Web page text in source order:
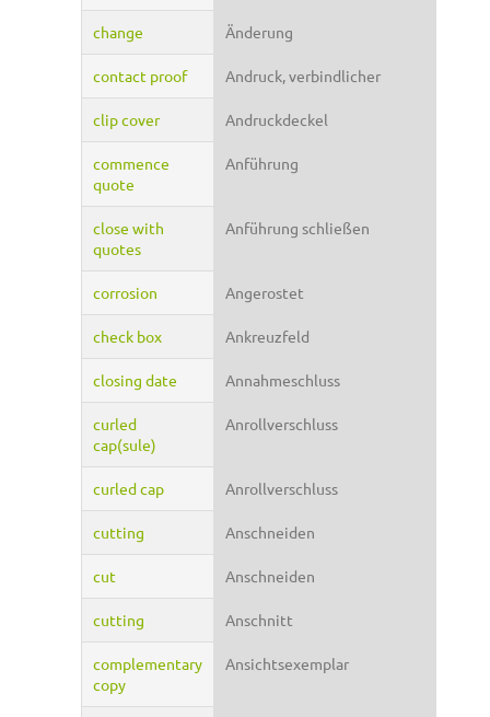
change Änderung
contact proof Andruck, verbindlicher
clip cover Andruckdeckel
commence
quote
Anführung
close with
quotes
Anführung schließen
corrosion Angerostet
check box Ankreuzfeld
closing date Annahmeschluss
curled
cap(sule)
Anrollverschluss
curled cap Anrollverschluss
cutting Anschneiden
cut Anschneiden
cutting Anschnitt
complementary
copy
Ansichtsexemplar